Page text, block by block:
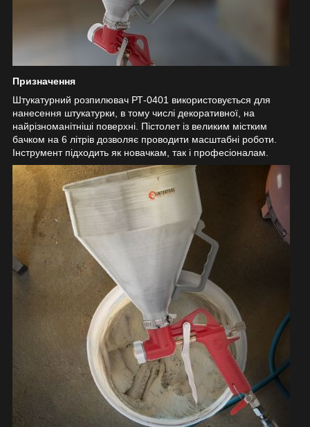
Призначення
Штукатурний розпилювач РТ-0401 використовується для
нанесення штукатурки, в тому числі декоративної, на
найрізноманітніші поверхні. Пістолет із великим містким
бачком на 6 літрів дозволяє проводити масштабні роботи.
Інструмент підходить як новачкам, так і професіоналам.